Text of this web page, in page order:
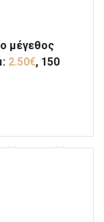
μέγεθος
2.50€, 150